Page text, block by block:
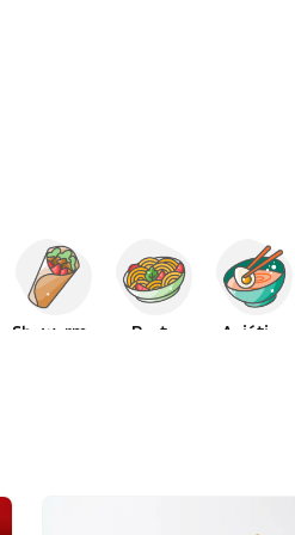
Shawarma Pasta Asiática